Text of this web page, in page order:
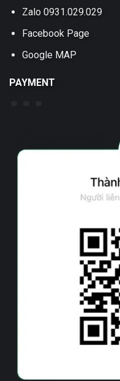
Zalo 0931.029.029
Facebook Page
Google MAP
PAYMENT